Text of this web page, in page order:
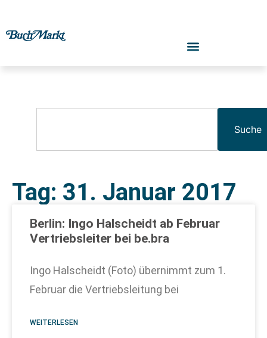
Suche
Tag: 31. Januar 2017
Berlin: Ingo Halscheidt ab Februar
Vertriebsleiter bei be.bra
Ingo Halscheidt (Foto) übernimmt zum 1.
Februar die Vertriebsleitung bei
WEITERLESEN